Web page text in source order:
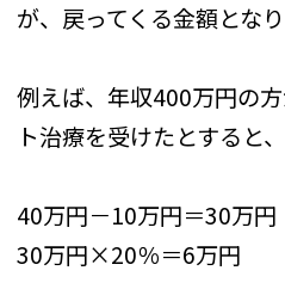
が、戻ってくる金額となり
例えば、年収400万円の
ト治療を受けたとすると、
40万円－10万円＝30万円
30万円×20％＝6万円